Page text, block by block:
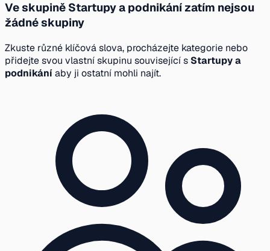
Ve skupině Startupy a podnikání zatím nejsou
žádné skupiny
Zkuste různé klíčová slova, procházejte kategorie nebo
přidejte svou vlastní skupinu související s Startupy a
podnikáníaby ji ostatní mohli najít.